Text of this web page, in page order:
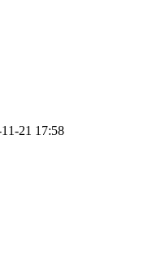
21 17:58